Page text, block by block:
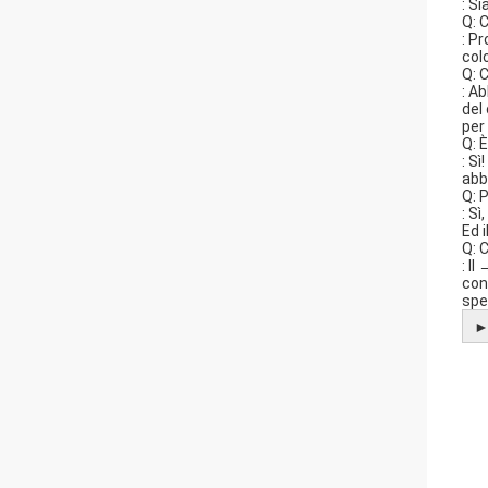
:
Q:
:
Q:
:
del
per
Q:
:
Q:
:
Ed
Q:
: Il
►